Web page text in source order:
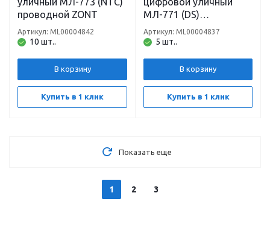
проводной ZONT
10 шт..
Артикул: ML00004842
В корзину
Купить в 1 клик
МЛ-771 (DS)
проводной ZONT
5 шт..
Артикул: ML00004837
В корзину
Купить в 1 клик
Показать еще
1 2 3